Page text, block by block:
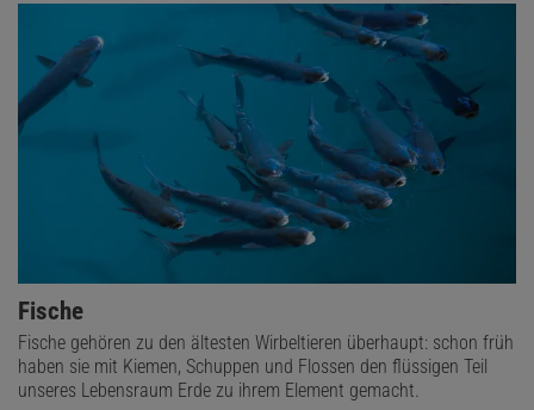
Fische
Fische gehören zu den ältesten Wirbeltieren überhaupt: schon früh
haben sie mit Kiemen, Schuppen und Flossen den flüssigen Teil
unseres Lebensraum Erde zu ihrem Element gemacht.